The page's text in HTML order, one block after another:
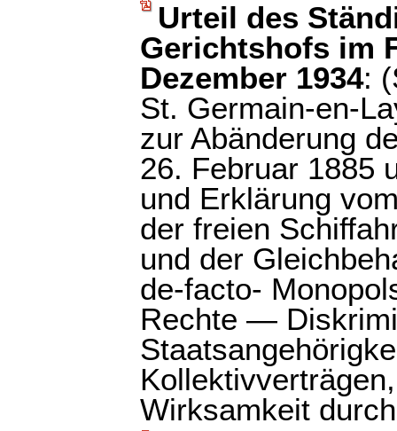
Urteil des
Gerichtshofs im
Dezember 1934:
St. Germain-en-
zur Abänderung
26. Februar 1885
und Erklärung
der freien
und der
de-facto-
Rechte —
Wirksamkeit